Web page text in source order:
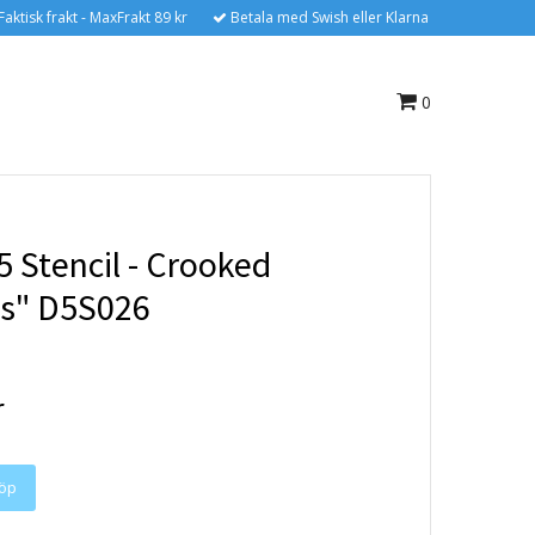
frakt - MaxFrakt 89 kr Betala med Swish eller Klarna
0
Stencil - Crooked
D5S026